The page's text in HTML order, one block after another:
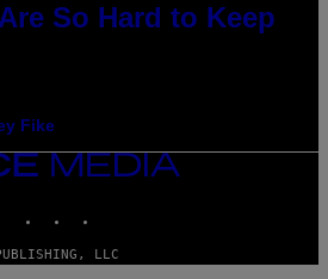
So Hard to Keep
Fike
LLC